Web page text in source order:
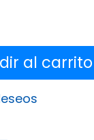
al carrito